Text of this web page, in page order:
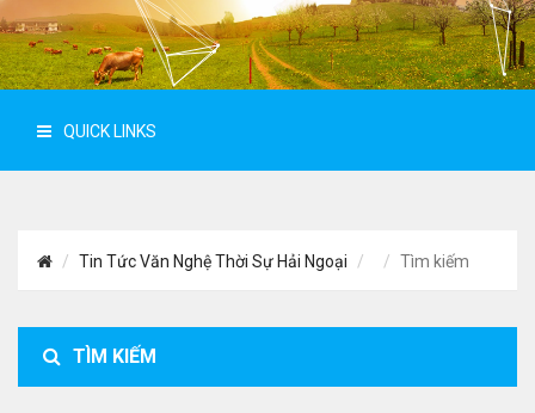
QUICK LINKS
Tin Tức Văn Nghệ Thời Sự Hải Ngoại Tìm kiếm
TÌM KIẾM